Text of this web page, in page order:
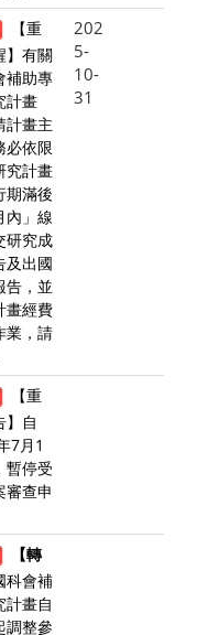
【重
】有關
補助專
計畫
計畫主
必依限
究計畫
期滿後
內」線
研究成
及出國
告，並
畫經費
業，請
202
5-
10-
31
【重
】自
7月1
暫停受
審查申
【轉
科會補
計畫自
調整參